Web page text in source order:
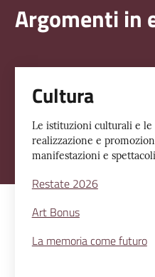
Argomenti in
Cultura
Le istituzioni culturali e
realizzazione e
manifestazioni e
Restate 2026
Art Bonus
La memoria come futuro